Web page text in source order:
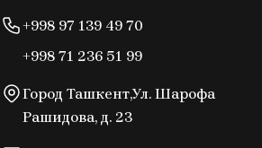
+998 97 139 49 70
+998 71 236 51 99
Город Ташкент,Ул. Шарофа
Рашидова, д. 23